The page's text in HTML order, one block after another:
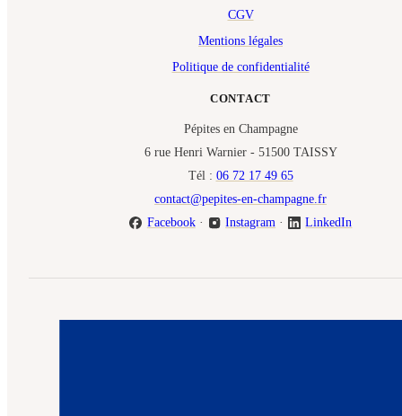
CGV
Mentions légales
Politique de confidentialité
CONTACT
Pépites en Champagne
6 rue Henri Warnier - 51500 TAISSY
Tél : 06 72 17 49 65
contact@pepites-en-champagne.fr
Facebook· Instagram · LinkedIn